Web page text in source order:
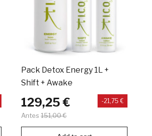
Pack Detox Energy 1L +
Shift + Awake
129,25 €
Antes 151,00 €
-21,75 €